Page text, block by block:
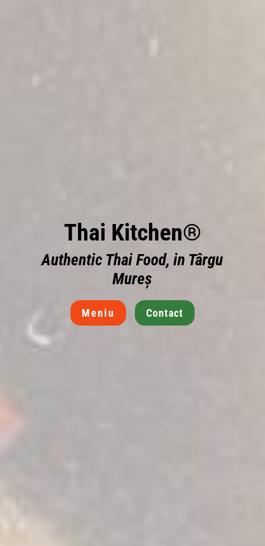
Thai Kitchen®
Authentic Thai Food, in Târgu
Mureș
Meniu Contact